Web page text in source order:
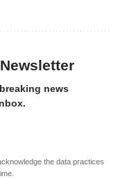
news
the data practices